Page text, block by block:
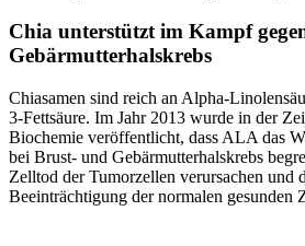
Chia unterstützt im Kampf
Gebärmutterhalskrebs
Chiasamen sind reich an Alpha-
3-Fettsäure. Im Jahr 2013 wurde in der
Biochemie veröffentlicht, dass ALA das
bei Brust- und Gebärmutterhalskrebs
Zelltod der Tumorzellen verursachen und
Beeinträchtigung der normalen gesunden